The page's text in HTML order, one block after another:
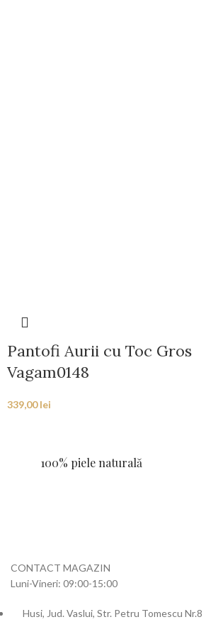
Pantofi Aurii cu Toc Gros
Vagam0148
339,00lei
100% piele naturală
CONTACT MAGAZIN
Luni-Vineri: 09:00-15:00
Husi, Jud. Vaslui, Str. Petru Tomescu Nr.8